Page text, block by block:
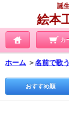
誕
絵本
カ
ホーム ＞名前で歌
おすすめ順